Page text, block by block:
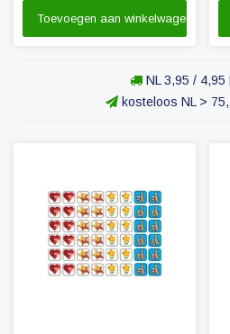
Toevoegen aan winkelwagen
NL 3,95 / 4,95
kosteloos NL >